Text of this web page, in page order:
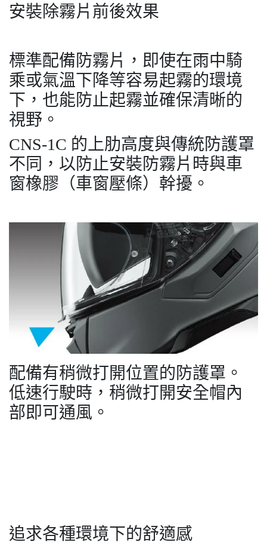
安裝除霧片前後效果
標準配備防霧片，即使在雨中騎
乘或氣溫下降等容易起霧的環境
下，也能防止起霧並確保清晰的
視野。
CNS-1C 的上肋高度與傳統防護罩
不同，以防止安裝防霧片時與車
窗橡膠（車窗壓條）幹擾。
配備有稍微打開位置的防護罩。
低速行駛時，稍微打開安全帽內
部即可通風。
追求各種環境下的舒適感